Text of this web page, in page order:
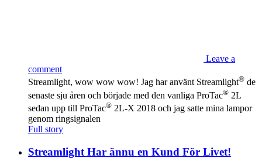
Leave a
comment
Streamlight, wow wow wow! Jag har använt Streamlight® de
senaste sju åren och började med den vanliga ProTac® 2L
sedan upp till ProTac® 2L-X 2018 och jag satte mina lampor
genom ringsignalen
Full story
Streamlight Har ännu en Kund För Livet!